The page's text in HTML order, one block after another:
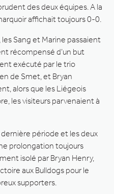
des deux équipes. A la
affichait toujours 0-0.
Sang et Marine passaient
récompensé d’un but
exécuté par le trio
de Smet, et Bryan
alors que les Liégeois
les visiteurs parvenaient à
dernière période et les deux
prolongation toujours
isolé par Bryan Henry,
aux Bulldogs pour le
supporters.